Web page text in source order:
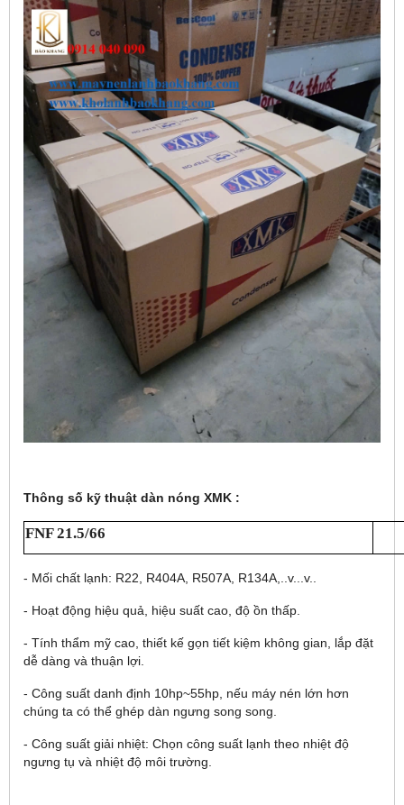
Thông số kỹ thuật dàn nóng XMK :
FNF 21.5/66
- Mối chất lạnh: R22, R404A, R507A, R134A,..v...v..
- Hoạt động hiệu quả, hiệu suất cao, độ ồn thấp.
- Tính thẩm mỹ cao, thiết kế gọn tiết kiệm không gian, lắp đặt
dễ dàng và thuận lợi.
- Công suất danh định 10hp~55hp, nếu máy nén lớn hơn
chúng ta có thể ghép dàn ngưng song song.
- Công suất giải nhiệt: Chọn công suất lạnh theo nhiệt độ
ngưng tụ và nhiệt độ môi trường.